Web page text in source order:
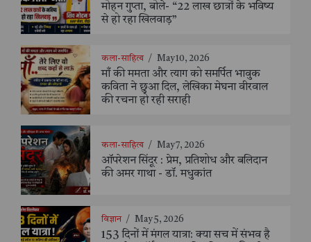
मोहन गुप्ता, बोले- “22 लाख छात्रों के भविष्य
से हो रहा खिलवाड़”
कला-साहित्य / May 10, 2026
माँ की ममता और त्याग को समर्पित भावुक
कविता ने छुआ दिल, लेखिका मेघना वीरवाल
की रचना हो रही सराही
कला-साहित्य / May 7, 2026
ऑपरेशन सिंदूर : प्रेम, प्रतिशोध और बलिदान
की अमर गाथा - डॉ. मधुकांत
विज्ञान / May 5, 2026
153 दिनों में मंगल यात्रा: क्या सच में संभव है